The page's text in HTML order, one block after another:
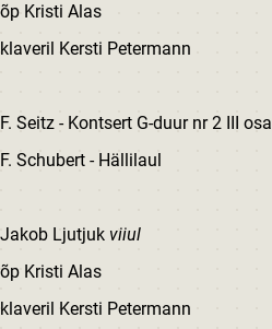
õp Kristi Alas
klaveril Kersti Petermann
F. Seitz - Kontsert G-duur nr 2 III osa
F. Schubert - Hällilaul
Jakob Ljutjuk viiul
õp Kristi Alas
klaveril Kersti Petermann